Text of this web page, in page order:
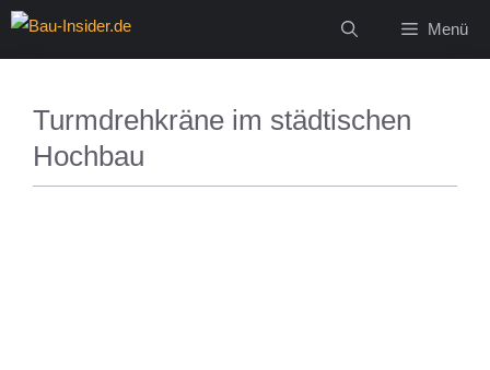
Zum
Menü
Turmdrehkräne im städtischen
Hochbau